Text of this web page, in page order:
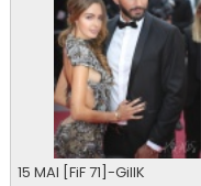
15 MAI [FiF 71]-GillK